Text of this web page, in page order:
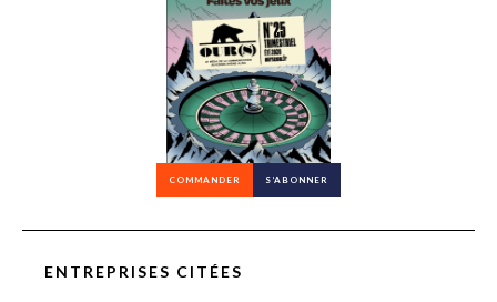
COMMANDER S’ABONNER
ENTREPRISES CITÉES